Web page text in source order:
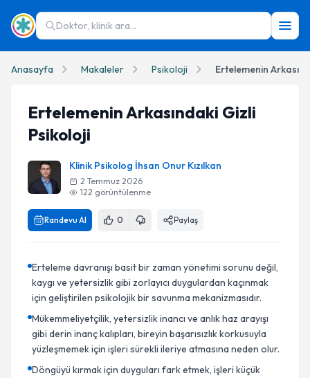
Doktor, klinik ara...
Anasayfa Makaleler Psikoloji Ertelemenin
Ertelemenin Arkasındaki Gizli
Psikoloji
Klinik Psikolog İhsan Onur Kızılkan
2 Temmuz 2026
122 görüntülenme
Randevu Al 0 Paylaş
Erteleme davranışı basit bir zaman yönetimi sorunu değil,
kaygı ve yetersizlik gibi zorlayıcı duygulardan kaçınmak
için geliştirilen psikolojik bir savunma mekanizmasıdır.
Mükemmeliyetçilik, yetersizlik inancı ve anlık haz arayışı
gibi derin inanç kalıpları, bireyin başarısızlık korkusuyla
yüzleşmemek için işleri sürekli ileriye atmasına neden olur.
Döngüyü kırmak için duyguları fark etmek, işleri küçük